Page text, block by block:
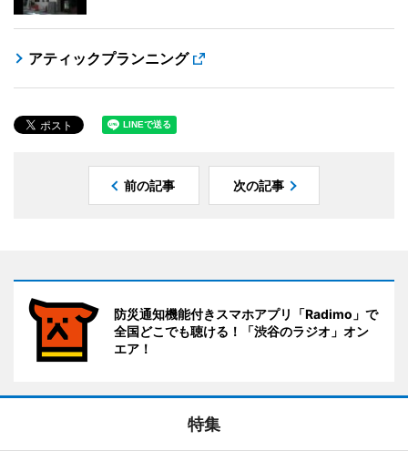
アティックプランニング
前の記事 次の記事
防災通知機能付きスマホアプリ「Radimo」で
全国どこでも聴ける！「渋谷のラジオ」オン
エア！
特集